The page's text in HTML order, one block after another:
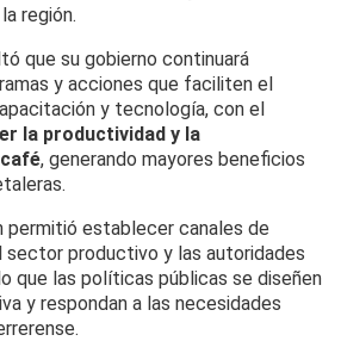
región.
que su gobierno continuará
y acciones que faciliten el
y tecnología, con el
la productividad y la
, generando mayores beneficios
permitió establecer canales de
sector productivo y las autoridades
que las políticas públicas se diseñen
y respondan a las necesidades